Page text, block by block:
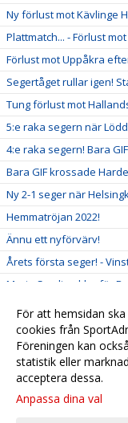
Ny förlust mot Kävlinge
Plattmatch... - Förlust
Förlust mot Uppåkra
Segertåget rullar igen!
Tung förlust mot
5:e raka segern när
4:e raka segern! Bara
Bara GIF krossade
Ny 2-1 seger när
Hemmatröjan 2022!
Ännu ett nyförvärv!
Årets första seger! -
Marin Smoljan klar för
Nattsvart... - Tung
Publikinformation:
Förlust i seriepremiären
För att hemsidan
cookies från
Föreningen kan
statistik eller
acceptera dessa.
Anpassa dina val